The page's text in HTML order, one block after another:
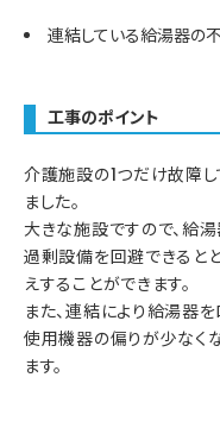
連結している給湯器の
工事のポイント
介護施設の1つだけ故障し
ました。
大きな施設ですので、給
過剰設備を回避できると
えすることができます。
また、連結により給湯器
使用機器の偏りが少なく
ます。